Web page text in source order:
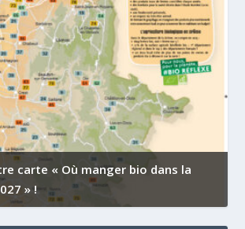
carte « Où manger bio dans la
» !